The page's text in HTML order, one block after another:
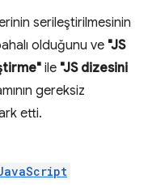
serileştirilmesinin
olduğunu ve "JS
ile "JS dizesini
gereksiz
etti.